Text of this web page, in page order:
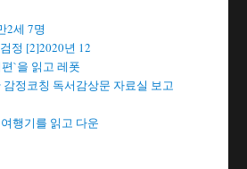
2세 7명
정 [2]2020년 12
`을 읽고 레폿
정코칭 독서감상문 자료실 보고
행기를 읽고 다운